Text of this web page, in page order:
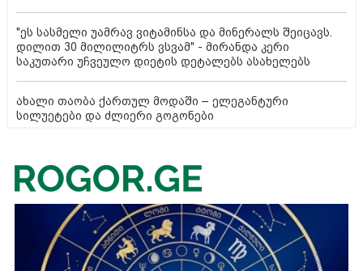
"ეს სასმელი უამრავ ვიტამინსა და მინერალს შეიცავს.
დილით 30 მილილიტრს ვსვამ" - მირანდა კერი
საკუთარი უჩვეულო დიეტის დეტალებს ასახელებს
ახალი თაობა ქართულ მოდაში – ელეგანტური
სილუეტები და ძლიერი გოგონები